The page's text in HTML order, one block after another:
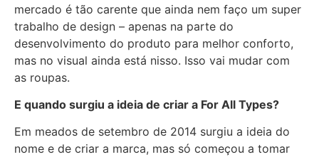
mercado é tão carente que ainda nem faço um super
trabalho de design – apenas na parte do
desenvolvimento do produto para melhor conforto,
mas no visual ainda está nisso. Isso vai mudar com
as roupas.
E quando surgiu a ideia de criar a For All Types?
Em meados de setembro de 2014 surgiu a ideia do
nome e de criar a marca, mas só começou a tomar